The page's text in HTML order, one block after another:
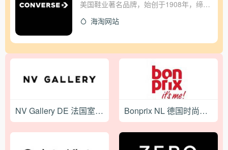
美国鞋业著名品牌，始创于1908年，缔造
款色上都堪称世界第一。全明星经典帆布
国历史悠久的品牌如麦当劳快餐、可口可
乐饮料、福特汽车、李维斯牛仔裤一样，
成为美国文化精神的象征。
海淘网站
NV Gallery DE 法国室内家居品牌德国官网 Bonprix NL 德国时尚服饰荷兰官网